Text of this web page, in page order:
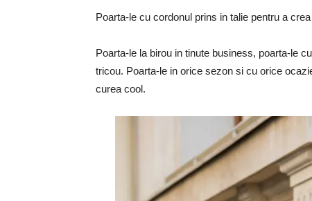
Poarta-le cu cordonul prins in talie pentru a
Poarta-le la birou in tinute business, poarta-le
tricou. Poarta-le in orice sezon si cu orice
curea cool.